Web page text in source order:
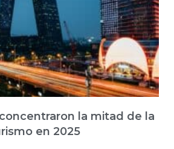
la mitad de la
en 2025